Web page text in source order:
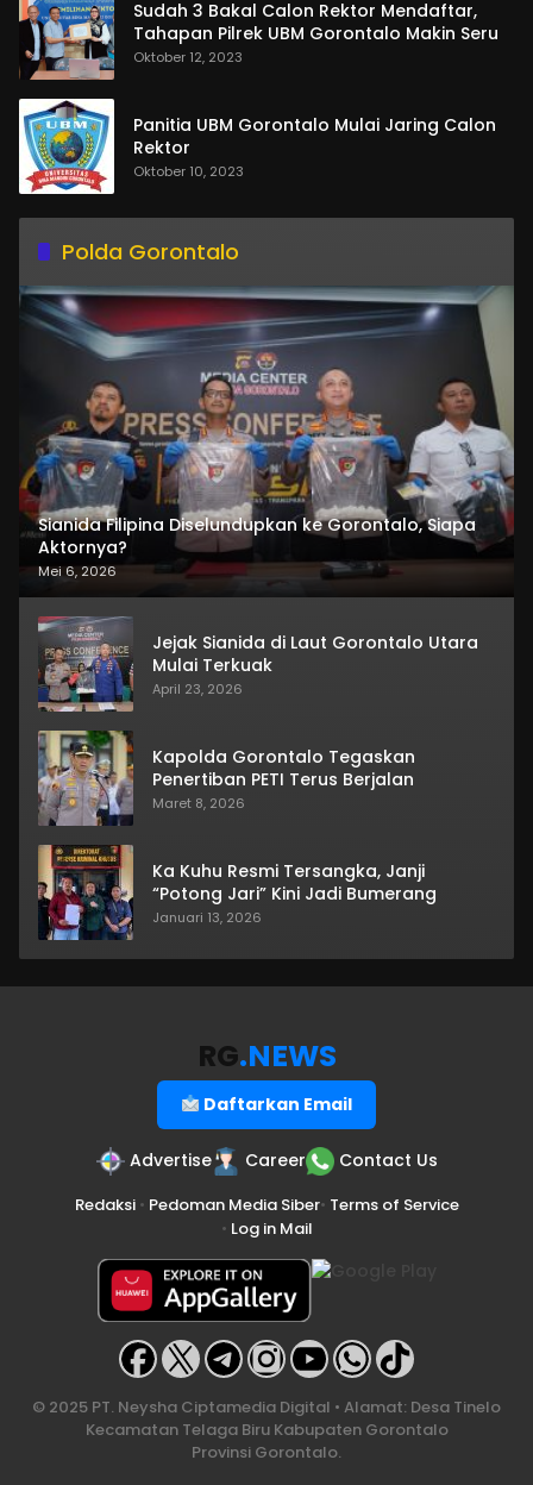
Sudah 3 Bakal Calon Rektor Mendaftar,
Tahapan Pilrek UBM Gorontalo Makin Seru
Oktober 12, 2023
Panitia UBM Gorontalo Mulai Jaring Calon
Rektor
Oktober 10, 2023
Polda Gorontalo
Sianida Filipina Diselundupkan ke Gorontalo, Siapa
Aktornya?
Mei 6, 2026
Jejak Sianida di Laut Gorontalo Utara
Mulai Terkuak
April 23, 2026
Kapolda Gorontalo Tegaskan
Penertiban PETI Terus Berjalan
Maret 8, 2026
Ka Kuhu Resmi Tersangka, Janji
“Potong Jari” Kini Jadi Bumerang
Januari 13, 2026
RG.NEWS
Daftarkan Email
Advertise Career Contact Us
Redaksi• Pedoman Media Siber• Terms of Service
• Log in Mail
© 2025 PT. Neysha Ciptamedia Digital • Alamat: Desa Tinelo
Kecamatan Telaga Biru Kabupaten Gorontalo
Provinsi Gorontalo.